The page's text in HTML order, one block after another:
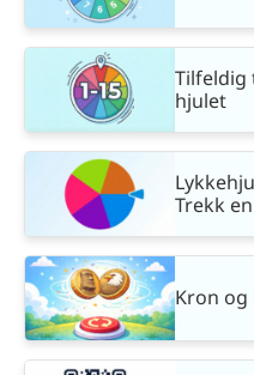
Tilfeldig
hjulet
Trekk
Kron og